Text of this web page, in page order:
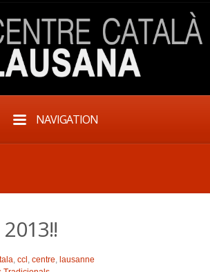
NAVIGATION
, ccl , centre, lausanne